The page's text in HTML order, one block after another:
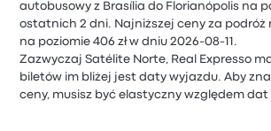
autobusowy z Brasília do Florianópolis na
ostatnich 2 dni. Najniższej ceny za podróż
na poziomie 406 zł w dniu 2026-08-11.
Zazwyczaj Satélite Norte, Real Expresso
biletów im bliżej jest daty wyjazdu. Aby
ceny, musisz być elastyczny względem dat